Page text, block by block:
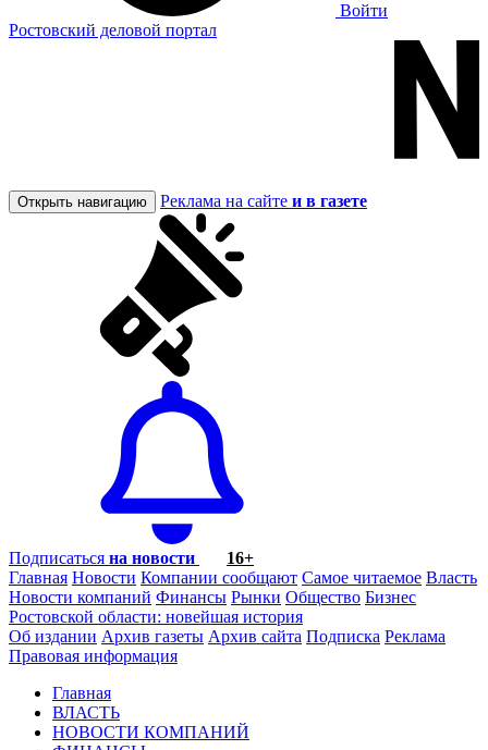
Войти
Ростовский деловой портал
Открыть навигацию Реклама на сайте и в газете
Подписаться на новости
16+
Главная Новости Компании сообщают Самое читаемое Власть
Новости компаний Финансы Рынки Общество Бизнес
Ростовской области: новейшая история
Об издании Архив газеты Архив сайта Подписка Реклама
Правовая информация
Главная
ВЛАСТЬ
НОВОСТИ КОМПАНИЙ